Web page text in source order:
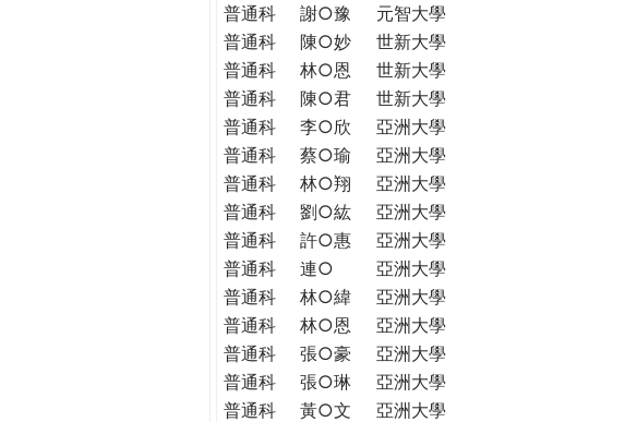
普通科
謝○豫 元智大學
普通科
陳○妙 世新大學
普通科
林○恩 世新大學
普通科
陳○君 世新大學
普通科
李○欣 亞洲大學
普通科
蔡○瑜 亞洲大學
普通科
林○翔 亞洲大學
普通科
劉○紘 亞洲大學
普通科
許○惠 亞洲大學
普通科
連○ 亞洲大學
普通科
林○緯 亞洲大學
普通科
林○恩 亞洲大學
普通科
張○豪 亞洲大學
普通科
張○琳 亞洲大學
普通科
黃○文 亞洲大學